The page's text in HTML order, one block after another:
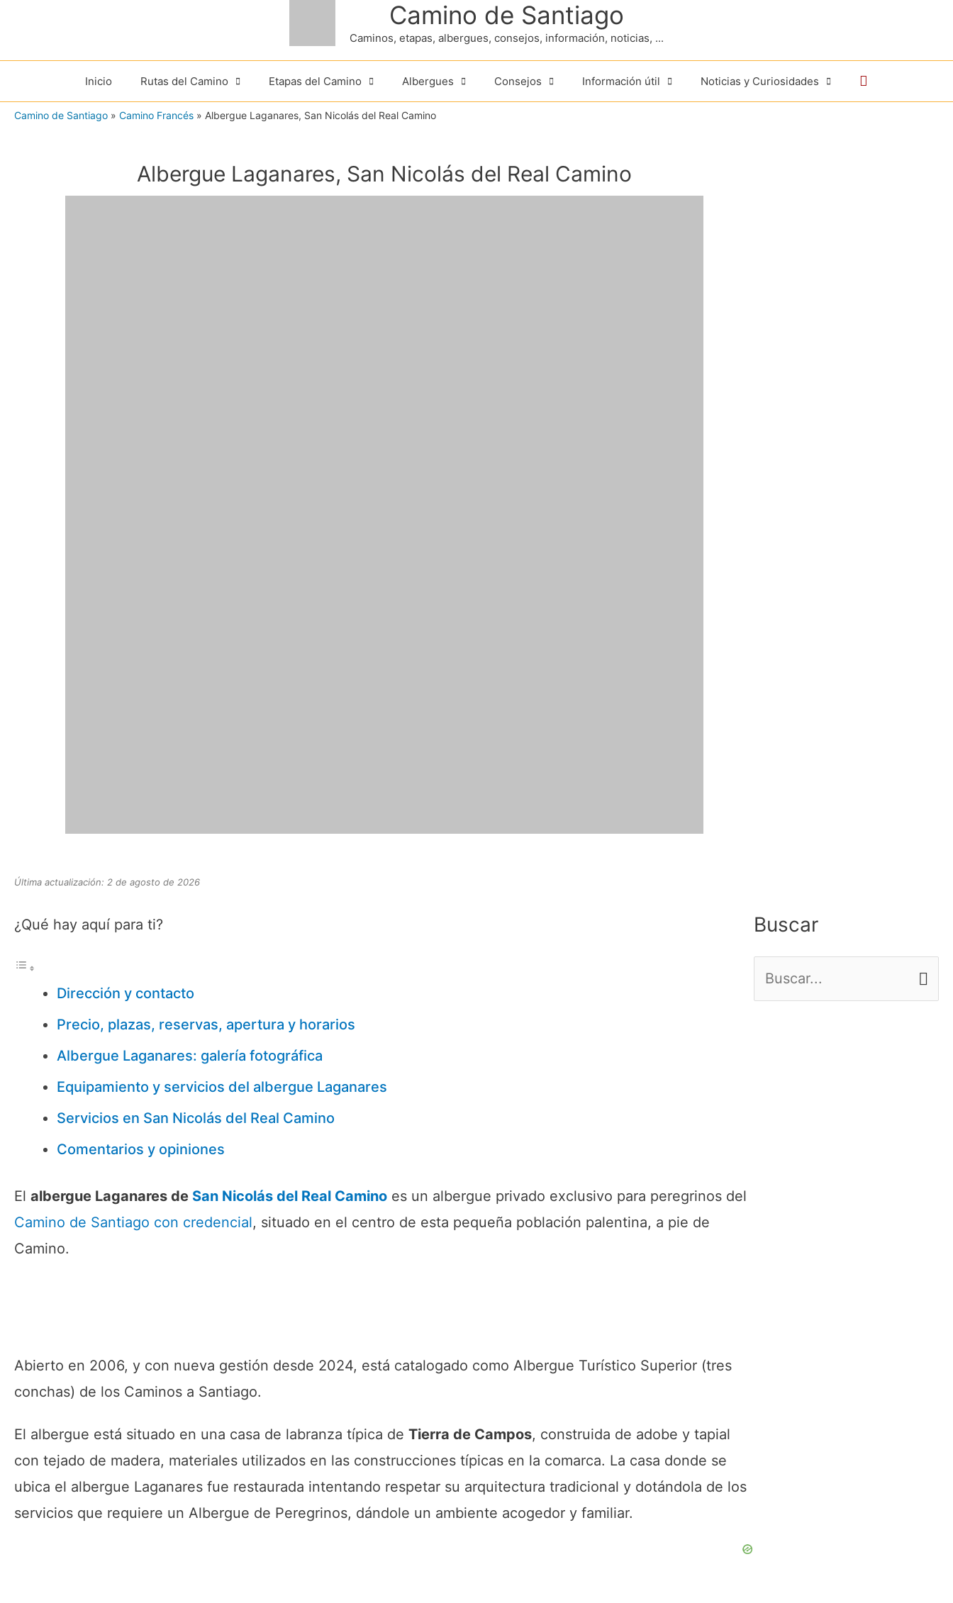
contenido
Camino de Santiago
Caminos, etapas, albergues, consejos, información, noticias, ...
Inicio Rutas del Camino Etapas del Camino Albergues Consejos Información útil Noticias y Curiosidades Buscar
Camino de Santiago » Camino Francés » Albergue Laganares, San Nicolás del Real Camino
Albergue Laganares, San Nicolás del Real Camino
Última actualización: 2 de agosto de 2026
¿Qué hay aquí para ti?
Dirección y contacto
Precio, plazas, reservas, apertura y horarios
Albergue Laganares: galería fotográfica
Equipamiento y servicios del albergue Laganares
Servicios en San Nicolás del Real Camino
Comentarios y opiniones
El albergue Laganares de San Nicolás del Real Camino es un albergue privado exclusivo para peregrinos del
Camino de Santiago con credencial, situado en el centro de esta pequeña población palentina, a pie de
Camino.
Abierto en 2006, y con nueva gestión desde 2024, está catalogado como Albergue Turístico Superior (tres
conchas) de los Caminos a Santiago.
El albergue está situado en una casa de labranza típica de Tierra de Campos, construida de adobe y tapial
con tejado de madera, materiales utilizados en las construcciones típicas en la comarca. La casa donde se
ubica el albergue Laganares fue restaurada intentando respetar su arquitectura tradicional y dotándola de los
servicios que requiere un Albergue de Peregrinos, dándole un ambiente acogedor y familiar.
Buscar
u